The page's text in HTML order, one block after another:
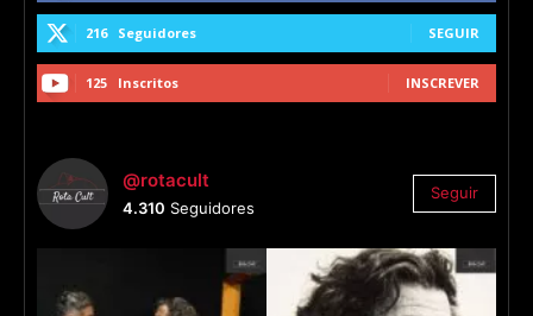
216 Seguidores SEGUIR
125 Inscritos INSCREVER
@rotacult
4.310 Seguidores
Seguir